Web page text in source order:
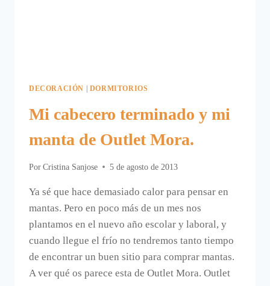
DECORACIÓN DORMITORIOS
Mi cabecero terminado y mi
manta de Outlet Mora.
Por Cristina Sanjose 5 de agosto de 2013
Ya sé que hace demasiado calor para pensar en
mantas. Pero en poco más de un mes nos
plantamos en el nuevo año escolar y laboral, y
cuando llegue el frío no tendremos tanto tiempo
de encontrar un buen sitio para comprar mantas.
A ver qué os parece esta de Outlet Mora. Outlet